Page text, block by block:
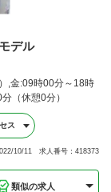
デル
,金:09時00分～18時
（休憩0分）
ス
10/11 求人番号：418373
類似の求人